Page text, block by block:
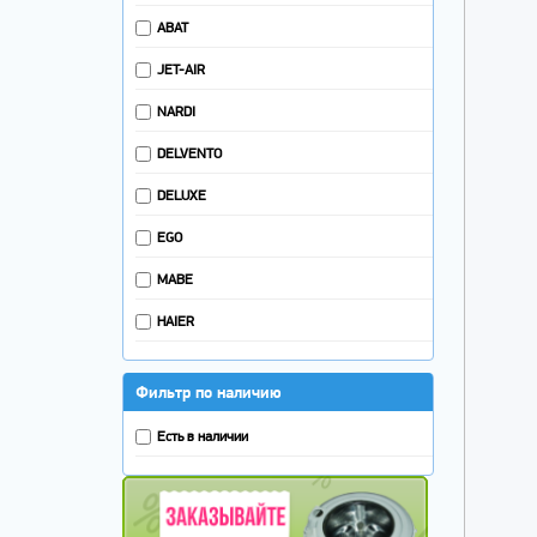
ABAT
JET-AIR
NARDI
DELVENTO
DELUXE
EGO
MABE
HAIER
Фильтр по наличию
Есть в наличии